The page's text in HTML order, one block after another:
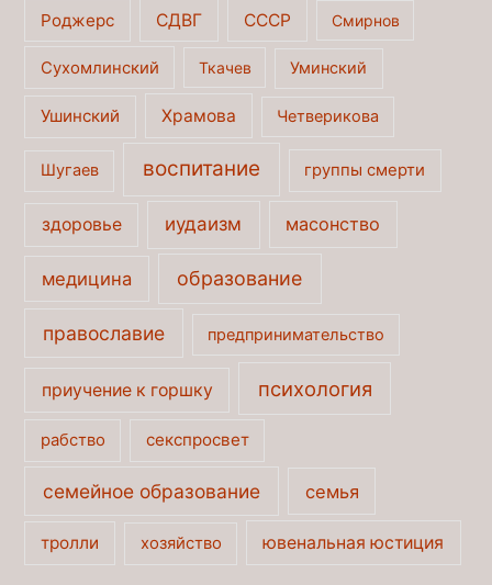
Роджерс СДВГ СССР Смирнов
Сухомлинский Ткачев Уминский
Ушинский Храмова Четверикова
Шугаев воспитание группы смерти
здоровье иудаизм масонство
медицина образование
православие предпринимательство
приучение к горшку психология
рабство секспросвет
семейное образование семья
тролли хозяйство ювенальная юстиция